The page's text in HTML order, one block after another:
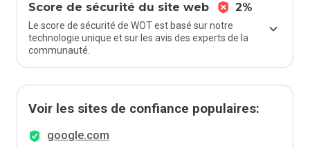
Score de sécurité du site web 2%
Le score de sécurité de WOT est basé sur notre
technologie unique et sur les avis des experts de la
communauté.
Voir les sites de confiance populaires:
google.com